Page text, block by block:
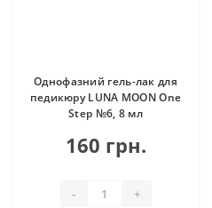
Однофазний гель-лак для
педикюру LUNA MOON One
Step №6, 8 мл
160 грн.
- +